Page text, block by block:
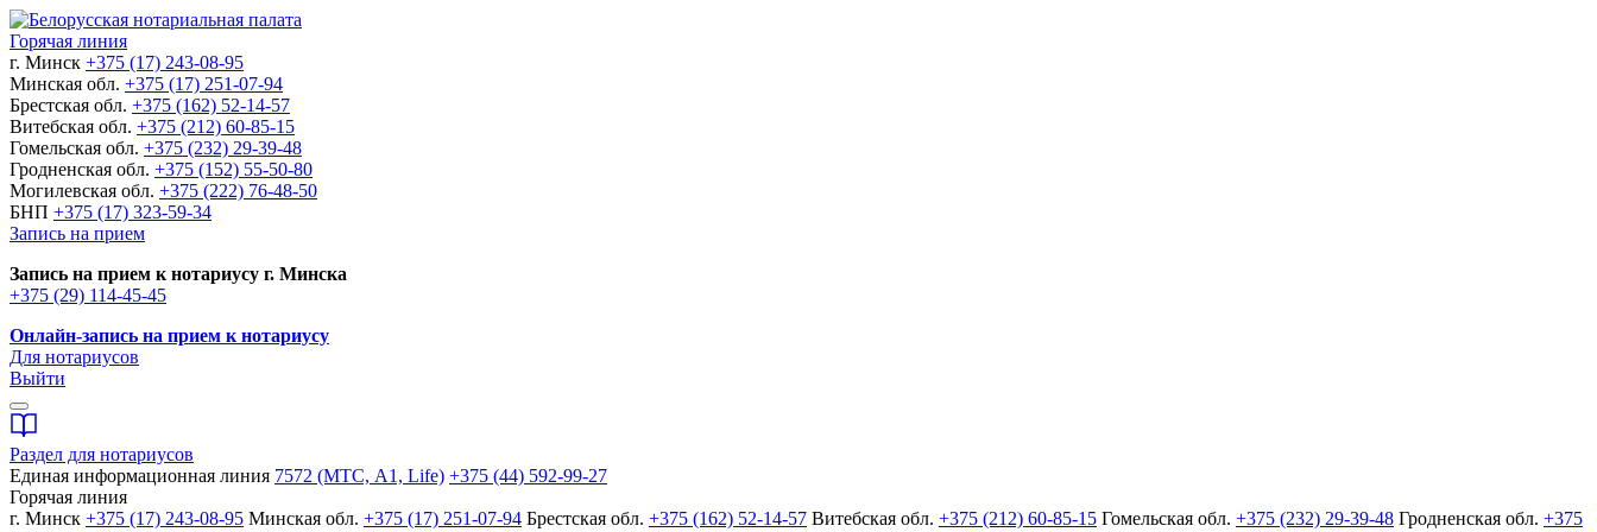
Горячая линия
г. Минск +375 (17) 243-08-95
Минская обл. +375 (17) 251-07-94
Брестская обл. +375 (162) 52-14-57
Витебская обл. +375 (212) 60-85-15
Гомельская обл. +375 (232) 29-39-48
Гродненская обл. +375 (152) 55-50-80
Могилевская обл. +375 (222) 76-48-50
БНП +375 (17) 323-59-34
Запись на прием
Запись на прием к нотариусу г. Минска
+375 (29) 114-45-45
Онлайн-запись на прием к нотариусу
Для нотариусов
Выйти
Раздел для нотариусов
Единая информационная линия 7572 (МТС, A1, Life) +375 (44) 592-99-27
Горячая линия
г. Минск +375 (17) 243-08-95 Минская обл. +375 (17) 251-07-94 Брестская обл. +375 (162) 52-14-57 Витебская обл. +375 (212) 60-85-15 Гомельская обл. +375 (232) 29-39-48 Гродненская обл. +375